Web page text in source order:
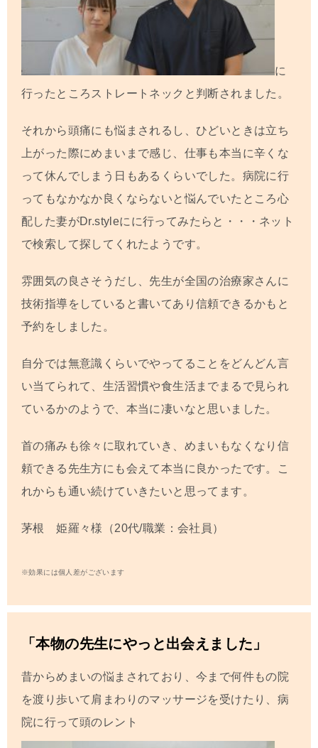
に
行ったところストレートネックと判断されました。
それから頭痛にも悩まされるし、ひどいときは立ち
上がった際にめまいまで感じ、仕事も本当に辛くな
って休んでしまう日もあるくらいでした。病院に行
ってもなかなか良くならないと悩んでいたところ心
配した妻がDr.styleにに行ってみたらと・・・ネット
で検索して探してくれたようです。
雰囲気の良さそうだし、先生が全国の治療家さんに
技術指導をしていると書いてあり信頼できるかもと
予約をしました。
自分では無意識くらいでやってることをどんどん言
い当てられて、生活習慣や食生活までまるで見られ
ているかのようで、本当に凄いなと思いました。
首の痛みも徐々に取れていき、めまいもなくなり信
頼できる先生方にも会えて本当に良かったです。こ
れからも通い続けていきたいと思ってます。
茅根 姫羅々様（20代/職業：会社員）
※効果には個人差がございます
「本物の先生にやっと出会えました」
昔からめまいの悩まされており、今まで何件もの院
を渡り歩いて肩まわりのマッサージを受けたり、病
院に行って頭のレント